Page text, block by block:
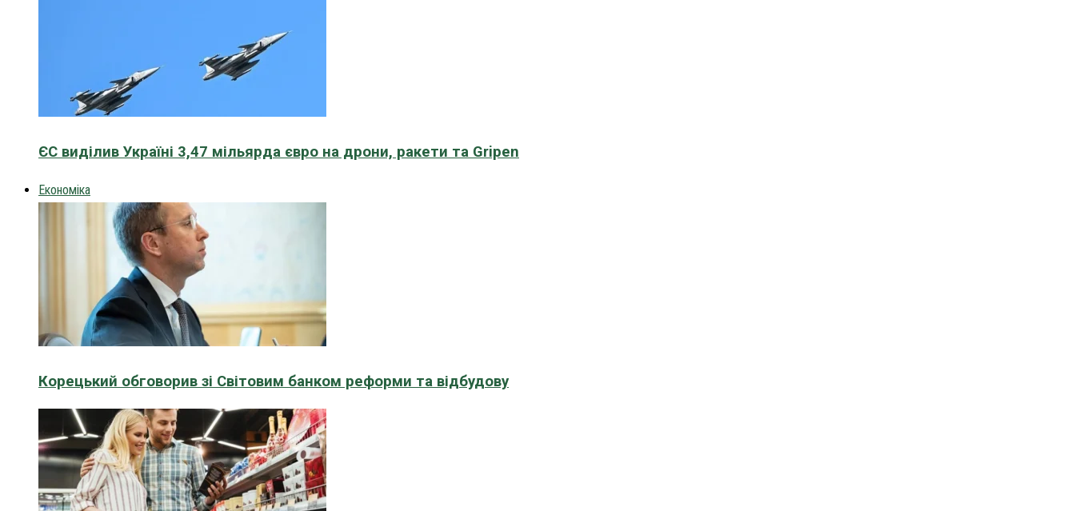
ЄС виділив Україні 3,47 мільярда євро на дрони, ракети та Gripen
Економіка
Корецький обговорив зі Світовим банком реформи та відбудову